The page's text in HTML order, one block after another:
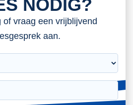
NODIG?
of vraag een vrijblijvend
aan.